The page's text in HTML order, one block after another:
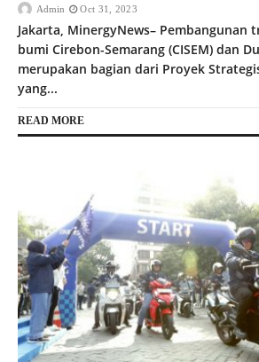
Admin Oct 31, 2023
Jakarta, MinergyNews– Pembangunan
bumi Cirebon-Semarang (CISEM) dan
merupakan bagian dari Proyek
yang...
READ MORE